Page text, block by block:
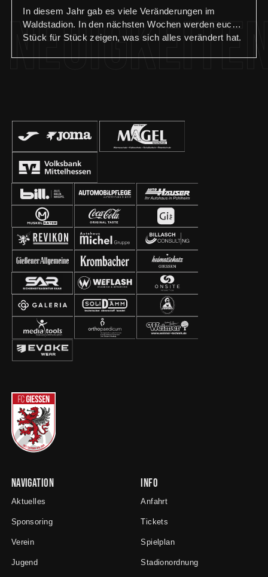
In diesem Jahr gab es viele Veränderungen im
Waldstadion. In den nächsten Wochen werden euch
Stück für Stück zeigen, was sich alles verändert hat.
Wandpanelen und Bildern – Installation eines
Fernsehers – Einbau einer Küchenzeile Wir
Unterstützung bei der Umsetzung der Renovierung
unserer Geschäftsstelle!🙏🏼 #geschäftsstelle
#waldstadion #renovierung #fcgiessen #fussball
#aufgehtsgiessen #fußballzuhause #giessen #fcg
Navigation
Aktuelles
Sponsoring
Verein
Jugend
Info
Anfahrt
Tickets
Spielplan
Stadionordnung